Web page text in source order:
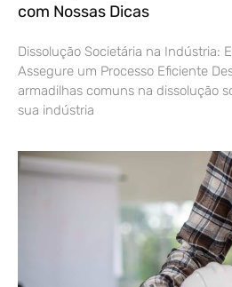
com Nossas Dicas
Dissolução Societária na Indústria:
Assegure um Processo Eficiente
armadilhas comuns na dissolução
sua indústria